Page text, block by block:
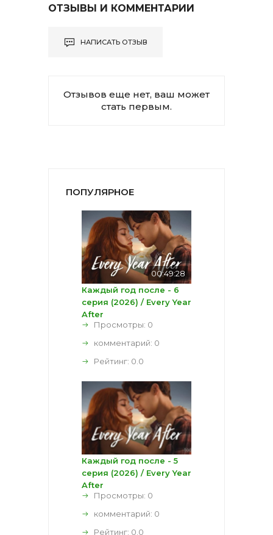
ОТЗЫВЫ И КОММЕНТАРИИ
НАПИСАТЬ ОТЗЫВ
Отзывов еще нет, ваш может
стать первым.
ПОПУЛЯРНОЕ
00:49:28
Каждый год после - 6
серия (2026) / Every Year
After
Просмотры: 0
комментарий: 0
Рейтинг: 0.0
Каждый год после - 5
серия (2026) / Every Year
After
Просмотры: 0
комментарий: 0
Рейтинг: 0.0